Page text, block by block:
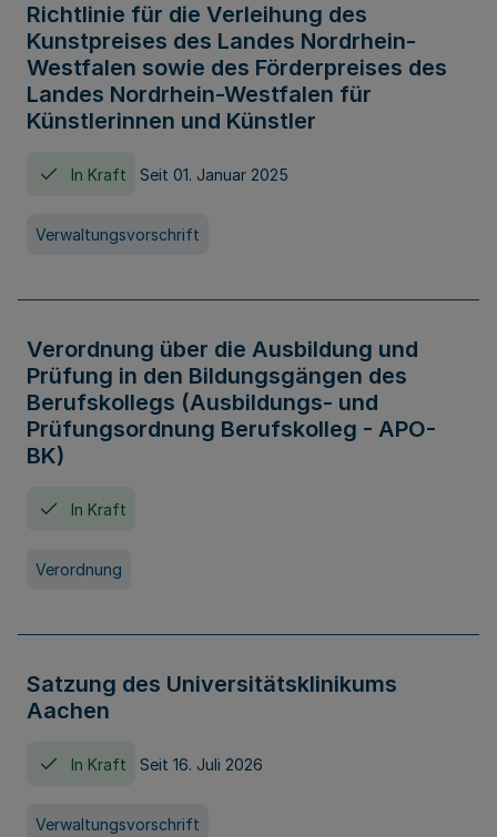
Richtlinie für die Verleihung des
Kunstpreises des Landes Nordrhein-
Westfalen sowie des Förderpreises des
Landes Nordrhein-Westfalen für
Künstlerinnen und Künstler
In Kraft Seit 01. Januar 2025
Verwaltungsvorschrift
Verordnung über die Ausbildung und
Prüfung in den Bildungsgängen des
Berufskollegs (Ausbildungs- und
Prüfungsordnung Berufskolleg - APO-
BK)
In Kraft
Verordnung
Satzung des Universitätsklinikums
Aachen
In Kraft Seit 16. Juli 2026
Verwaltungsvorschrift